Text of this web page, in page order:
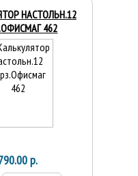
НАСТОЛЬН.12
462
р.